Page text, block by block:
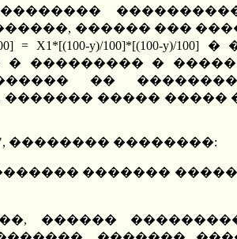
������ ���
= X1*[(100-y)/100]*[(100-
��������� �
�� ���������
����� �����
�������� ��������:
�������
������ ���������